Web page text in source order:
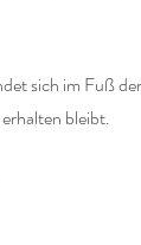
sich im Fuß
bleibt.